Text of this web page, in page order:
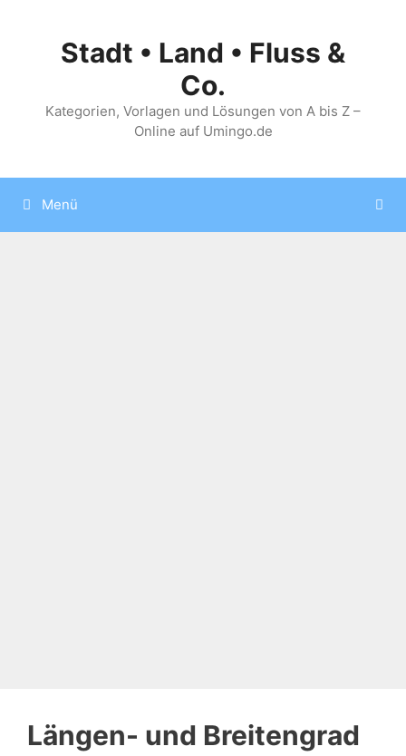
springenStadt • Land • Fluss &
Co.
Kategorien, Vorlagen und Lösungen von A bis Z –
Online auf Umingo.de
Menü
Längen- und Breitengrad